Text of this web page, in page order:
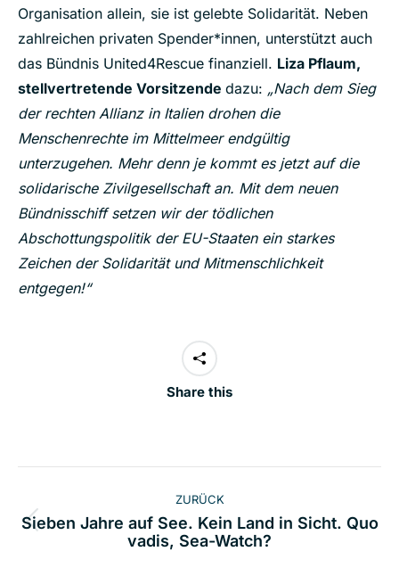
Organisation allein, sie ist gelebte Solidarität. Neben
zahlreichen privaten Spender*innen, unterstützt auch
das Bündnis United4Rescue finanziell. Liza Pflaum,
stellvertretende Vorsitzende dazu: „Nach dem Sieg
der rechten Allianz in Italien drohen die
Menschenrechte im Mittelmeer endgültig
unterzugehen. Mehr denn je kommt es jetzt auf die
solidarische Zivilgesellschaft an. Mit dem neuen
Bündnisschiff setzen wir der tödlichen
Abschottungspolitik der EU-Staaten ein starkes
Zeichen der Solidarität und Mitmenschlichkeit
entgegen!“
Share this
ZURÜCK
Vorheriger
Sieben Jahre auf See. Kein Land in Sicht. Quo
vadis, Sea-Watch?